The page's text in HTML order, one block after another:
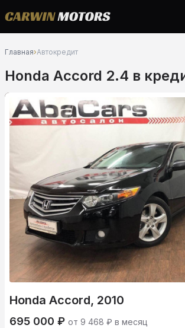
Главная›Автокредит
Honda Accord 2.4 в
Honda Accord, 2010
695 000 ₽ от 9 468 ₽ в месяц